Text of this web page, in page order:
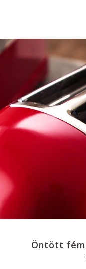
Öntött